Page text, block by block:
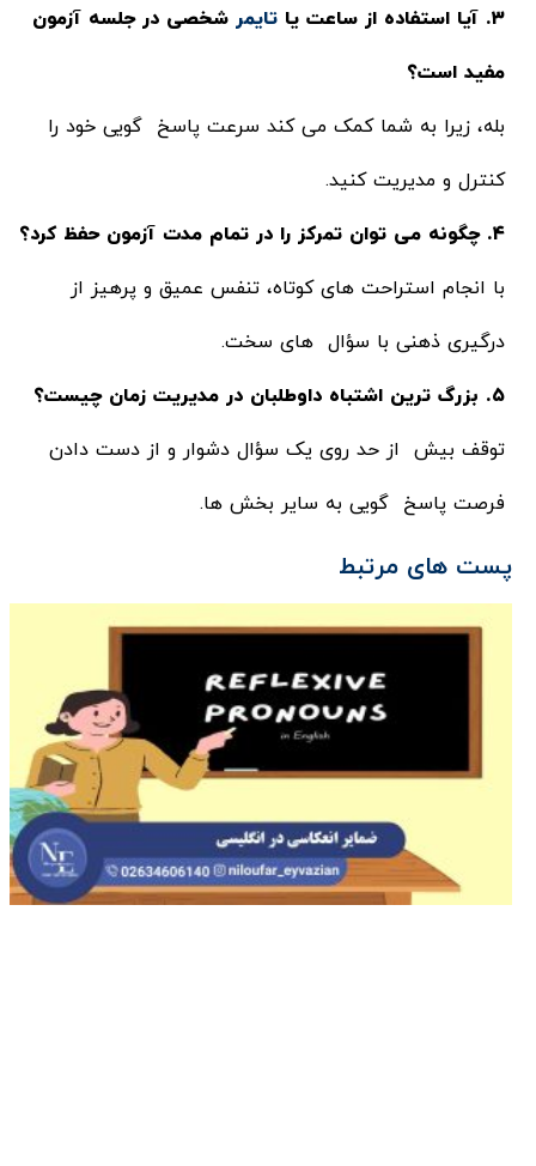
۳. آیا استفاده از ساعت یا تایمر شخصی در جلسه آزمون
مفید است؟
بله، زیرا به شما کمک می کند سرعت پاسخ گویی خود را
کنترل و مدیریت کنید.
۴. چگونه می توان تمرکز را در تمام مدت آزمون حفظ کرد؟
با انجام استراحت های کوتاه، تنفس عمیق و پرهیز از
درگیری ذهنی با سؤال های سخت.
۵. بزرگ ترین اشتباه داوطلبان در مدیریت زمان چیست؟
توقف بیش از حد روی یک سؤال دشوار و از دست دادن
فرصت پاسخ گویی به سایر بخش ها.
پست های مرتبط